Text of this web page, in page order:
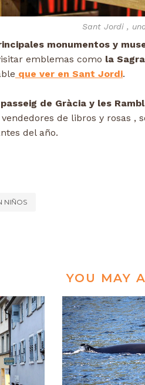
Sant Jordi ,
monumentos y
emblemas como la
que ver en Sant Jordi.
passeig de Gràcia y les
de libros y rosas
del año.
NIÑOS
YOU MAY